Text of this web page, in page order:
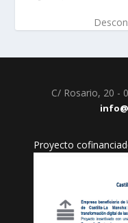
C/ Rosario, 20 -
Proyecto